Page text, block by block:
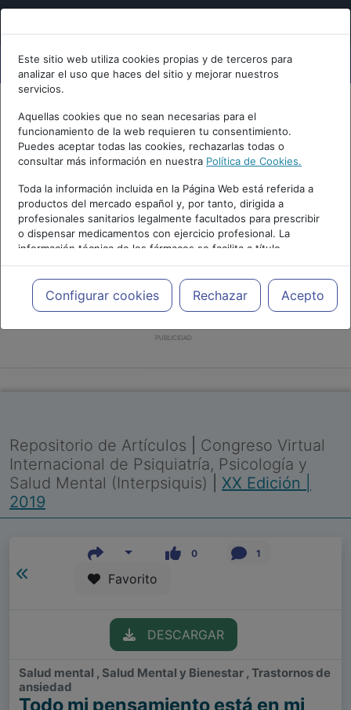
Este sitio web utiliza cookies propias y de terceros para
analizar el uso que haces del sitio y mejorar nuestros
servicios.
Aquellas cookies que no sean necesarias para el
funcionamiento de la web requieren tu consentimiento.
Puedes aceptar todas las cookies, rechazarlas todas o
consultar más información en nuestra Política de Cookies.
Toda la información incluida en la Página Web está referida a
productos del mercado español y, por tanto, dirigida a
profesionales sanitarios legalmente facultados para prescribir
o dispensar medicamentos con ejercicio profesional. La
información técnica de los fármacos se facilita a título
meramente informativo, siendo responsabilidad de los
profesionales facultados prescribir medicamentos y decidir, en
cada caso concreto, el tratamiento más adecuado a las
necesidades del paciente.
Configurar cookies Rechazar Acepto
PUBLICIDAD
Repositorio de Artículos
Congreso Virtual
Internacional de Psiquiatría, Psicología y
Salud Mental (Interpsiquis)
XX Edición |
2019
0 1
Favorito
DESCARGAR
Salud mental , Salud Mental y Bienestar , Trastornos de
ansiedad
Todo mi pensamiento está en mi